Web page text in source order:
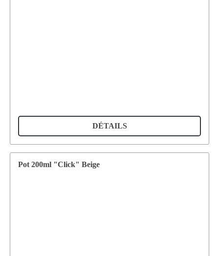
DÉTAILS
Pot 200ml "Click" Beige